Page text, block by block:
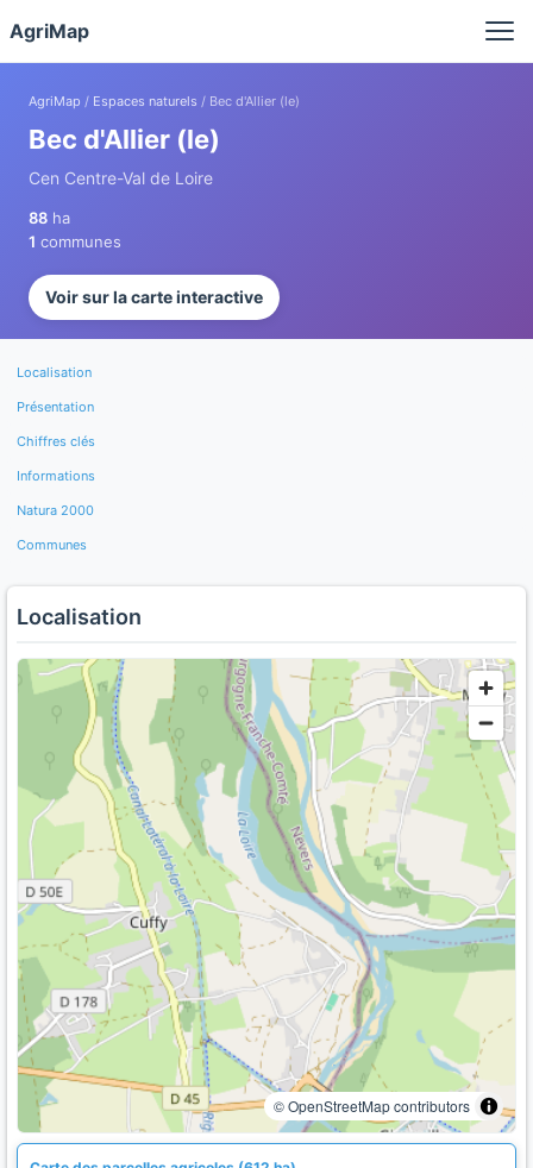
AgriMap
AgriMap / Espaces naturels / Bec d'Allier (le)
Bec d'Allier (le)
Cen Centre-Val de Loire
88 ha
1 communes
Voir sur la carte interactive
Localisation
Présentation
Chiffres clés
Informations
Natura 2000
Communes
Localisation
© OpenStreetMap contributors